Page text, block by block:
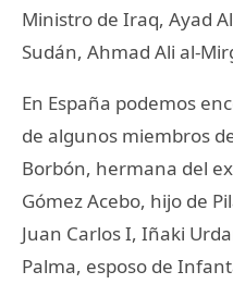
Ministro de Iraq, Ayad
Sudán, Ahmad Ali al-
En España podemos
de algunos miembros
Borbón, hermana del
Gómez Acebo, hijo de
Juan Carlos I, Iñaki
Palma, esposo de